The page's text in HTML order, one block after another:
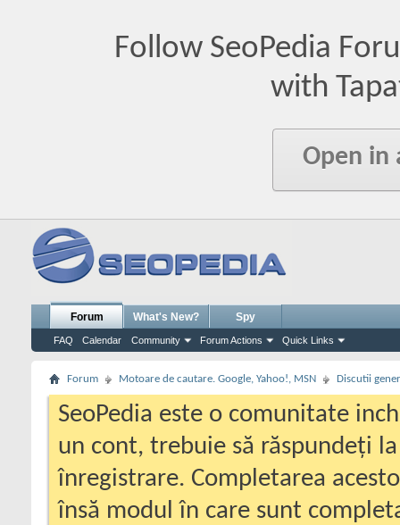
Follow SeoPedia
with
Open in
Forum
FAQ Calendar Community Forum Actions Quick Links
What's New? Spy
Forum Motoare de cautare. Google, Yahoo!, MSN Discutii
SeoPedia este o comunitate
un cont, trebuie să răspundeți
înregistrare. Completarea
însă modul în care sunt